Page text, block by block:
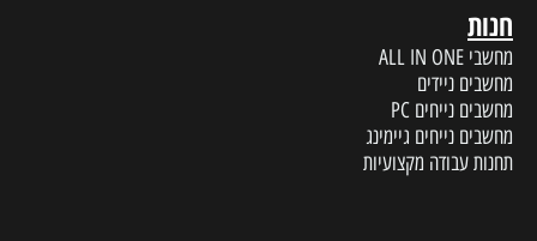
חנות
מחשבי ALL IN ONE
מחשבים ניידים
מחשבים נייחים PC
מחשבים נייחים גיימינג
תחנות עבודה מקצועיות